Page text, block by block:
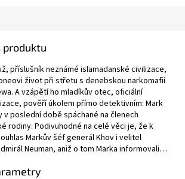
produktu
příslušník neznámé islamadanské civilizace,
život při střetu s denebskou narkomafií
A vzápětí ho mladíkův otec, oficiální
pověří úkolem přímo detektivním: Mark
poslední době spáchané na členech
rodiny. Podivuhodné na celé věci je, že k
Markův šéf generál Khov i velitel
Neuman, aniž o tom Marka informovali…